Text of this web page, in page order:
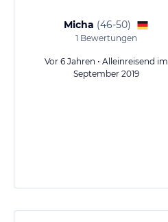
Micha (46-50)
1 Bewertungen
Vor 6 Jahren • Alleinreisend im
September 2019